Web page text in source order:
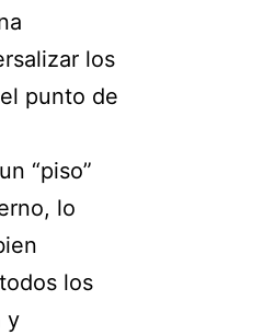
los
punto de
“piso”
lo
los
y